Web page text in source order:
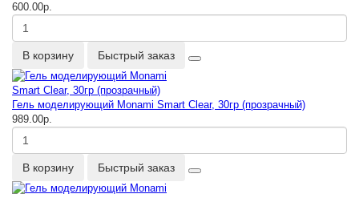
600.00р.
В корзину Быстрый заказ
Гель моделирующий Monami Smart Clear, 30гр (прозрачный)
989.00р.
В корзину Быстрый заказ